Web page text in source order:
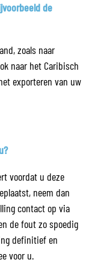
de
zoals naar
naar het Caribisch
exporteren van uw
voordat u deze
neem dan
contact op via
de fout zo spoedig
definitief en
voor u.